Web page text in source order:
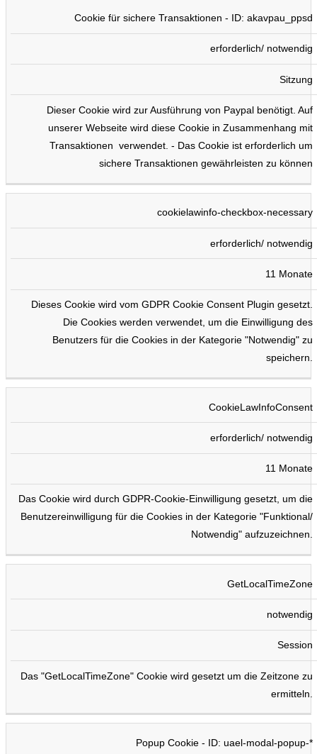
Cookie für sichere Transaktionen - ID: akavpau_ppsd
erforderlich/ notwendig
Sitzung
Dieser Cookie wird zur Ausführung von Paypal benötigt. Auf
unserer Webseite wird diese Cookie in Zusammenhang mit
Transaktionen verwendet. - Das Cookie ist erforderlich um
sichere Transaktionen gewährleisten zu können
cookielawinfo-checkbox-necessary
erforderlich/ notwendig
11 Monate
Dieses Cookie wird vom GDPR Cookie Consent Plugin gesetzt.
Die Cookies werden verwendet, um die Einwilligung des
Benutzers für die Cookies in der Kategorie "Notwendig" zu
speichern.
CookieLawInfoConsent
erforderlich/ notwendig
11 Monate
Das Cookie wird durch GDPR-Cookie-Einwilligung gesetzt, um die
Benutzereinwilligung für die Cookies in der Kategorie "Funktional/
Notwendig" aufzuzeichnen.
GetLocalTimeZone
notwendig
Session
Das "GetLocalTimeZone" Cookie wird gesetzt um die Zeitzone zu
ermitteln.
Popup Cookie - ID: uael-modal-popup-*